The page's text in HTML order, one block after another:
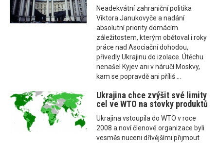
Neadekvátní zahraniční politika
Viktora Janukovyče a nadání
absolutní priority domácím
záležitostem, kterým obětoval i roky
práce nad Asociační dohodou,
přivedly Ukrajinu do izolace. Útěchu
nenašel Kyjev ani v náručí Moskvy,
kam se popravdě ani příliš ...
Ukrajina chce zvýšit své limity
cel ve WTO na stovky produktů
Ukrajina vstoupila do WTO v roce
2008 a noví členové organizace byli
vesměs nuceni dřívějšími přijmout